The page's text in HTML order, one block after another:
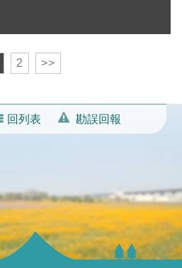
2 >>
回列表 勘誤回報